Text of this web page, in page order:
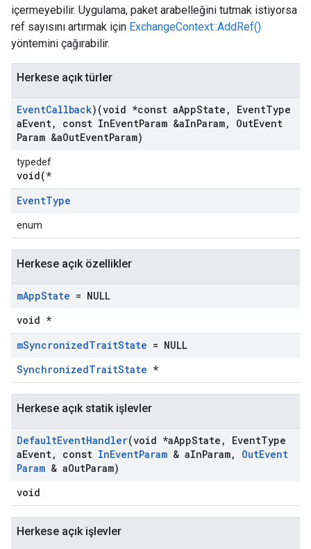
içermeyebilir. Uygulama, paket arabelleğini tutmak istiyorsa
ref sayısını artırmak için ExchangeContext::AddRef()
yöntemini çağırabilir.
Herkese açık türler
EventCallback)(void *const aAppState , EventType
aEvent, const InEventParam &aInParam, OutEvent
Param &aOutEventParam)
typedef
void(*
EventType
enum
Herkese açık özellikler
mAppState = NULL
void *
mSyncronizedTraitState = NULL
SynchronizedTraitState *
Herkese açık statik işlevler
DefaultEventHandler(void *aAppState , EventType
aEvent, const InEventParam & aInParam, OutEvent
Param & aOutParam)
void
Herkese açık işlevler